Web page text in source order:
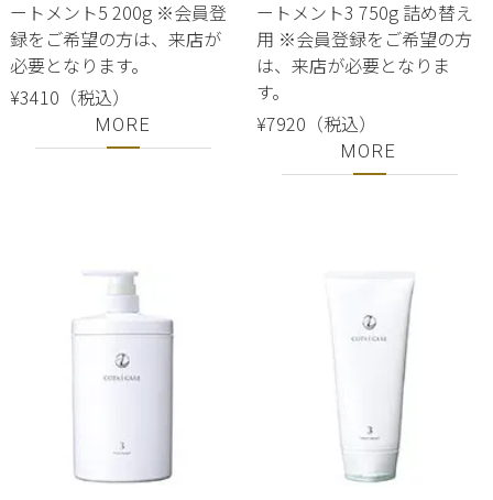
ートメント5 200g ※会員登
録をご希望の方は、来店が
必要となります。
¥3410（税込）
MORE
ートメント3 750g 詰め替え
用 ※会員登録をご希望の方
は、来店が必要となりま
す。
¥7920（税込）
MORE